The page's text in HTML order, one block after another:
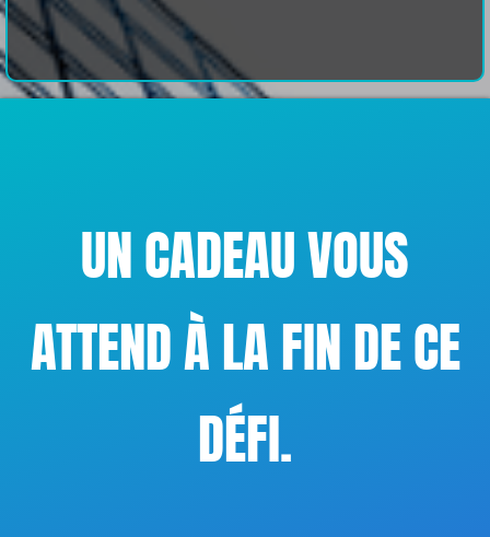
UN CADEAU VOUS
ATTEND À LA FIN DE CE
DÉFI.